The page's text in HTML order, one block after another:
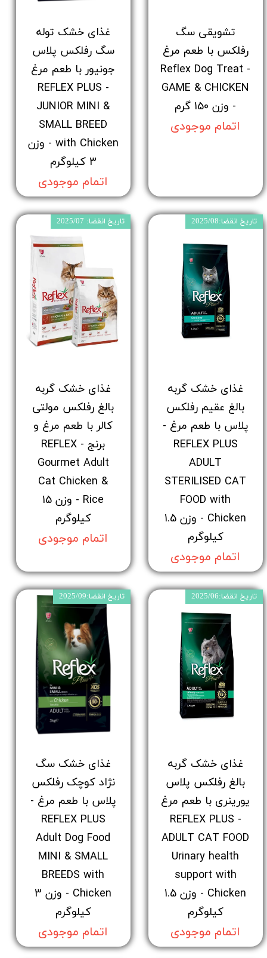
تشویقی سگ
رفلکس با طعم مرغ
- Reflex Dog Treat
GAME & CHICKEN
- وزن 150 گرم
اتمام موجودی
غذای خشک توله
سگ رفلکس پلاس
جونیور با طعم مرغ
- REFLEX PLUS
JUNIOR MINI &
SMALL BREED
with Chicken - وزن
3 کیلوگرم
اتمام موجودی
غذای خشک گربه
بالغ عقیم رفلکس
پلاس با طعم مرغ -
REFLEX PLUS
ADULT
STERILISED CAT
FOOD with
Chicken - وزن 1.5
کیلوگرم
اتمام موجودی
تاریخ انقضا:2025/08
غذای خشک گربه
بالغ رفلکس مولتی
کالر با طعم مرغ و
برنج - REFLEX
Gourmet Adult
Cat Chicken &
Rice - وزن 15
کیلوگرم
اتمام موجودی
تاریخ انقضا: 2025/07
غذای خشک گربه
بالغ رفلکس پلاس
یورینری با طعم مرغ
- REFLEX PLUS
ADULT CAT FOOD
Urinary health
support with
Chicken - وزن 1.5
کیلوگرم
اتمام موجودی
تاریخ انقضا:2025/06
غذای خشک سگ
نژاد کوچک رفلکس
پلاس با طعم مرغ -
REFLEX PLUS
Adult Dog Food
MINI & SMALL
BREEDS with
Chicken - وزن 3
کیلوگرم
اتمام موجودی
تاریخ انقضا:2025/09